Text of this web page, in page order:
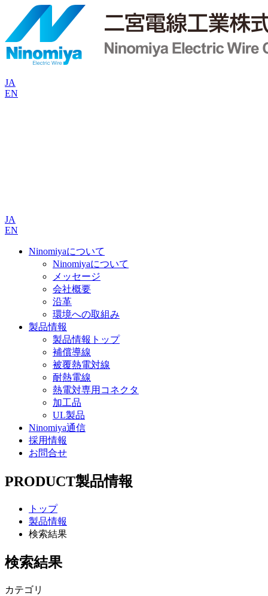
JA
EN
JA
EN
Ninomiyaについて
Ninomiyaについて
メッセージ
会社概要
沿革
環境への取組み
製品情報
製品情報トップ
補償導線
被覆熱電対線
耐熱電線
熱電対専用コネクタ
加工品
UL製品
Ninomiya通信
採用情報
お問合せ
PRODUCT製品情報
トップ
製品情報
検索結果
検索結果
カテゴリ